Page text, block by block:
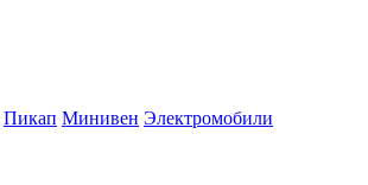
Пикап Минивен Электромобили